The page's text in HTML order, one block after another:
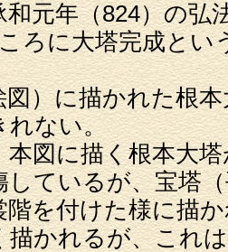
和元年（824）の弘
ろに大塔完成と
図）に描かれた根
れない。
図に描く根本大塔
しているが、宝塔
階を付けた様に描
描かれるが、これ